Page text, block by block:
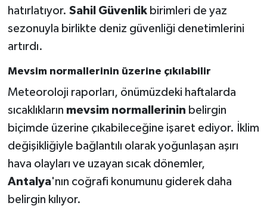
hatırlatıyor. Sahil Güvenlikbirimleri de yaz
sezonuyla birlikte deniz güvenliği denetimlerini
artırdı.
Mevsim normallerinin üzerine çıkılabilir
Meteoroloji raporları, önümüzdeki haftalarda
sıcaklıkların mevsim normallerinin belirgin
biçimde üzerine çıkabileceğine işaret ediyor. İklim
değişikliğiyle bağlantılı olarak yoğunlaşan aşırı
hava olayları ve uzayan sıcak dönemler,
Antalya'nın coğrafi konumunu giderek daha
belirgin kılıyor.